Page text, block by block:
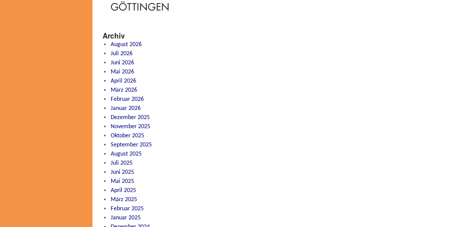
Archiv
August 2026
Juli 2026
Juni 2026
Mai 2026
April 2026
März 2026
Februar 2026
Januar 2026
Dezember 2025
November 2025
Oktober 2025
September 2025
August 2025
Juli 2025
Juni 2025
Mai 2025
April 2025
März 2025
Februar 2025
Januar 2025